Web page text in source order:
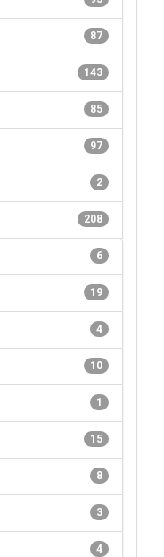
87
143
85
97
2
208
6
19
4
10
1
15
8
3
4